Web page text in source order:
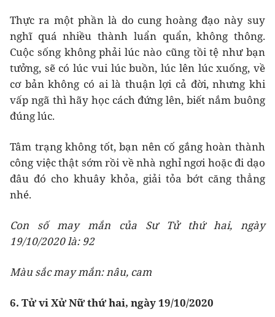
Thực ra một phần là do cung hoàng đạo này suy
nghĩ quá nhiều thành luẩn quẩn, không thông.
Cuộc sống không phải lúc nào cũng tồi tệ như bạn
tưởng, sẽ có lúc vui lúc buồn, lúc lên lúc xuống, về
cơ bản không có ai là thuận lợi cả đời, nhưng khi
vấp ngã thì hãy học cách đứng lên, biết nắm buông
đúng lúc.
Tâm trạng không tốt, bạn nên cố gắng hoàn thành
công việc thật sớm rồi về nhà nghỉ ngơi hoặc đi dạo
đâu đó cho khuây khỏa, giải tỏa bớt căng thẳng
nhé.
Con số may mắn của Sư Tử thứ hai, ngày
19/10/2020 là: 92
Màu sắc may mắn: nâu, cam
6. Tử vi Xử Nữ thứ hai, ngày 19/10/2020